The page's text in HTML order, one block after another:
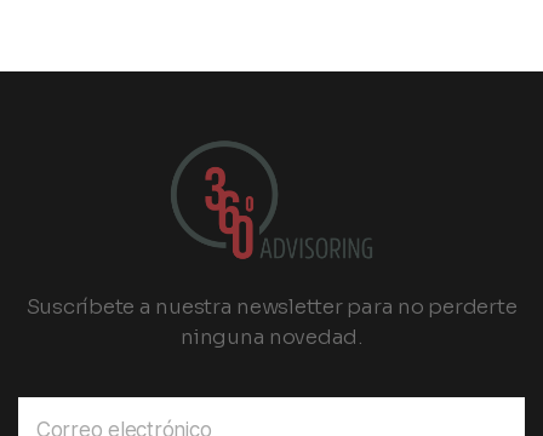
Suscríbete a nuestra newsletter para no perderte
ninguna novedad.